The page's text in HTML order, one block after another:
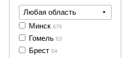
Любая область
Минск 679
Гомель 63
Брест 54